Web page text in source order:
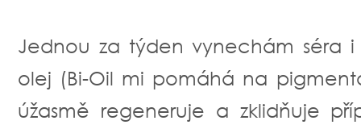
Jednou za týden vynechám séra
olej (Bi-Oil mi pomáhá na
úžasmě regeneruje a zklidňuje